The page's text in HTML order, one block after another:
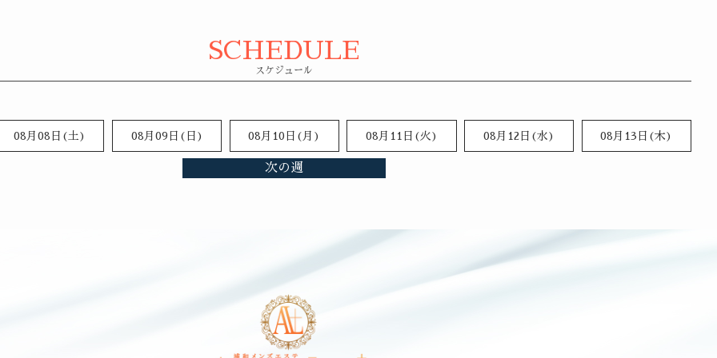
SCHEDULE
08月08日(土) 08月09日( 日 ) 08月10日(月) 08月11日(火) 08月12日(水) 08月13日(木)
次の週